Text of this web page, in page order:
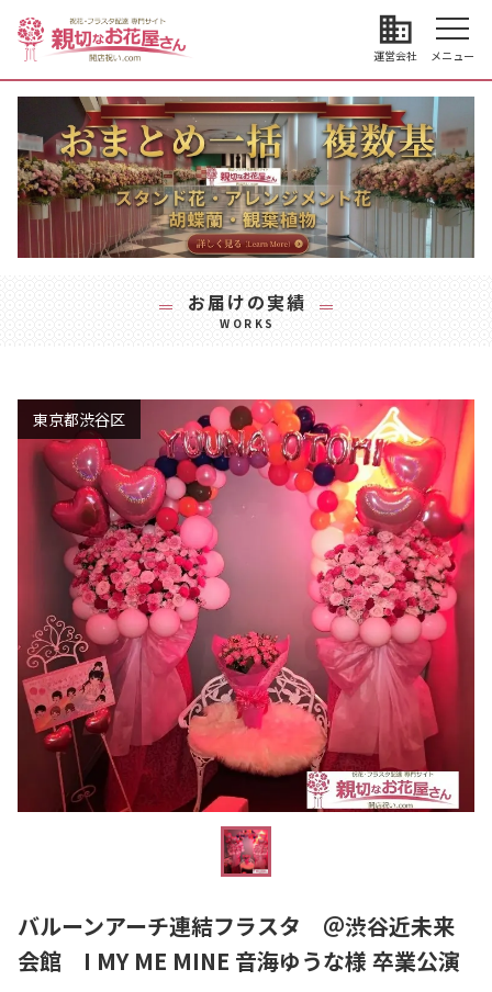
business
運営会社 メニュー
お届けの実績
WORKS
東京都渋谷区
バルーンアーチ連結フラスタ ＠渋谷近未来
会館 I MY ME MINE 音海ゆうな様 卒業公演